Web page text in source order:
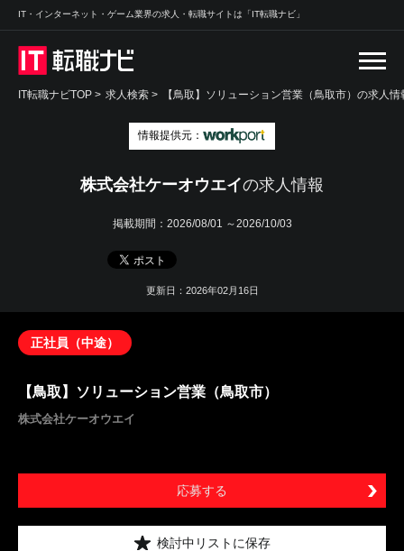
IT・インターネット・ゲーム業界の求人・転職サイトは「IT転職ナビ」
IT転職ナビTOP > 求人検索 > 【鳥取】ソリューション営業（鳥取市）の求人情
情報提供元：
株式会社ケーオウエイの求人情報
掲載期間： 2026/08/01 ～2026/10/03
更新日：2026年02月16日
正社員（中途）
【鳥取】ソリューション営業（鳥取市）
株式会社ケーオウエイ
応募する
検討中リストに保存